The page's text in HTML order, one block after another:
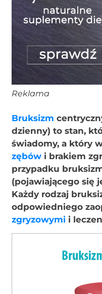
Reklama
Bruksizm
dzienny) to stan,
świadomy, a który
zębów i brakiem
przypadku
(pojawiającego się
Każdy rodzaj
odpowiedniego
zgryzowymi i